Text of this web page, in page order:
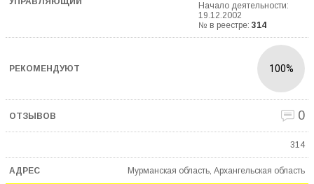
Начало деятельности:
19.12.2002
№ в реестре: 314
100%
0
314
Мурманская область, Архангельская область